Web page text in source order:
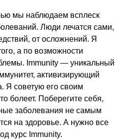
мы наблюдаем всплеск
Люди лечатся сами,
от осложнений. Я
а по возможности
Immunity — уникальный
активизирующий
Я советую его своим
болеет. Поберегите себя,
заболевания не самым
на здоровье. А нужно все
курс Immunity.